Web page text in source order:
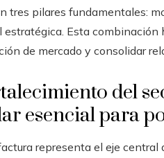
tres pilares fundamentales:
estratégica. Esta
de mercado y consolidar
del
esencial para
representa el eje